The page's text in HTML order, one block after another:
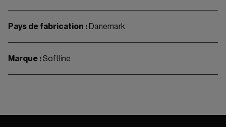
Pays de fabrication :Danemark
Marque :Softline